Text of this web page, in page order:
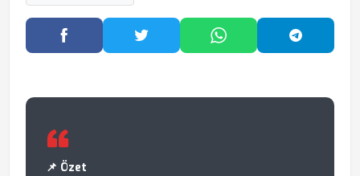
Facebook'ta PaylaşTwitter'da PaylaşWhatsApp'ta Paylaş
📌 Özet